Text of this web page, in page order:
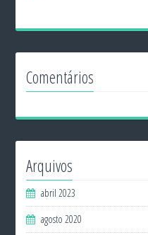
Comentários
Arquivos
abril 2023
agosto 2020